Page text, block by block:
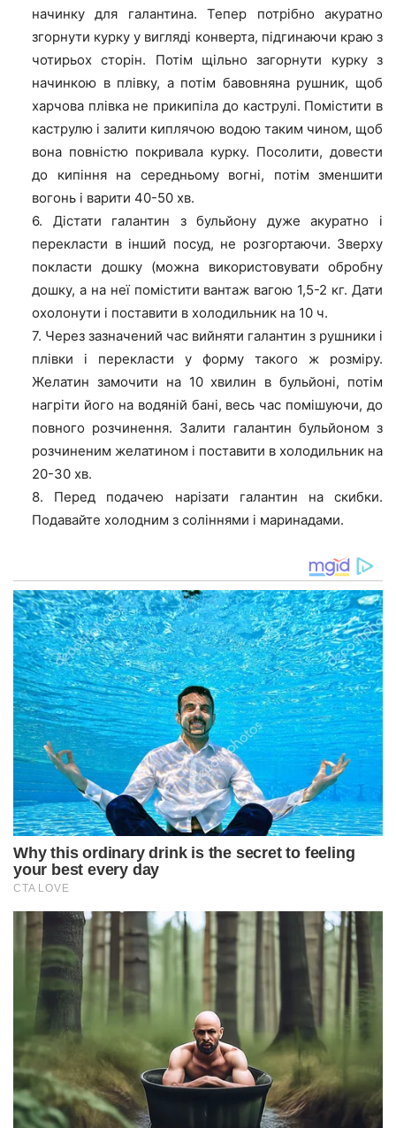
начинку для галантина. Тепер потрібно акуратно
згорнути курку у вигляді конверта, підгинаючи краю з
чотирьох сторін. Потім щільно загорнути курку з
начинкою в плівку, а потім бавовняна рушник, щоб
харчова плівка не прикипіла до каструлі. Помістити в
каструлю і залити киплячою водою таким чином, щоб
вона повністю покривала курку. Посолити, довести
до кипіння на середньому вогні, потім зменшити
вогонь і варити 40-50 хв.
6. Дістати галантин з бульйону дуже акуратно і
перекласти в інший посуд, не розгортаючи. Зверху
покласти дошку (можна використовувати обробну
дошку, а на неї помістити вантаж вагою 1,5-2 кг. Дати
охолонути і поставити в холодильник на 10 ч.
7. Через зазначений час вийняти галантин з рушники і
плівки і перекласти у форму такого ж розміру.
Желатин замочити на 10 хвилин в бульйоні, потім
нагріти його на водяній бані, весь час помішуючи, до
повного розчинення. Залити галантин бульйоном з
розчиненим желатином і поставити в холодильник на
20-30 хв.
8. Перед подачею нарізати галантин на скибки.
Подавайте холодним з соліннями і маринадами.